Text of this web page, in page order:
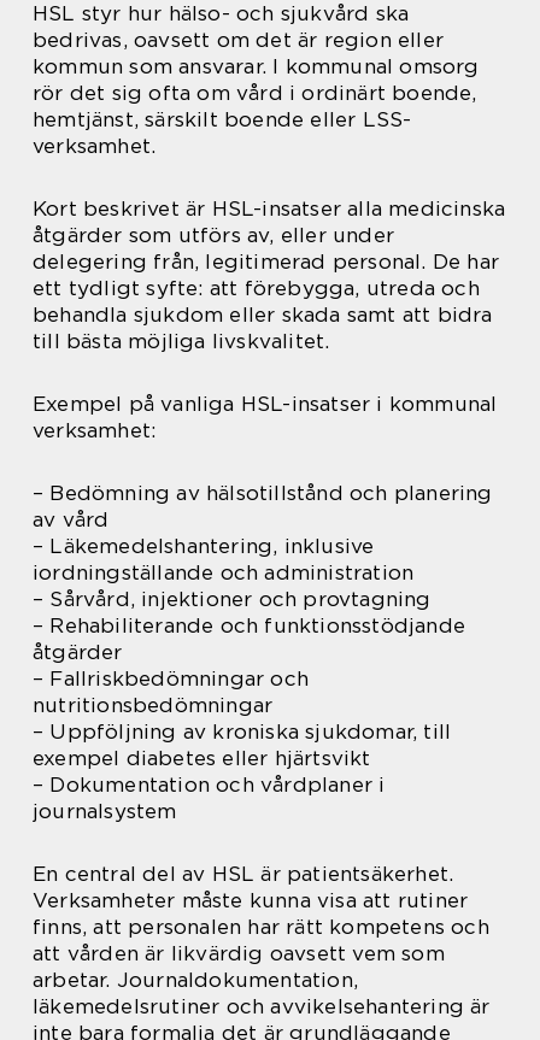
HSL styr hur hälso- och sjukvård ska
bedrivas, oavsett om det är region eller
kommun som ansvarar. I kommunal omsorg
rör det sig ofta om vård i ordinärt boende,
hemtjänst, särskilt boende eller LSS-
verksamhet.
Kort beskrivet är HSL-insatser alla medicinska
åtgärder som utförs av, eller under
delegering från, legitimerad personal. De har
ett tydligt syfte: att förebygga, utreda och
behandla sjukdom eller skada samt att bidra
till bästa möjliga livskvalitet.
Exempel på vanliga HSL-insatser i kommunal
verksamhet:
– Bedömning av hälsotillstånd och planering
av vård
– Läkemedelshantering, inklusive
iordningställande och administration
– Sårvård, injektioner och provtagning
– Rehabiliterande och funktionsstödjande
åtgärder
– Fallriskbedömningar och
nutritionsbedömningar
– Uppföljning av kroniska sjukdomar, till
exempel diabetes eller hjärtsvikt
– Dokumentation och vårdplaner i
journalsystem
En central del av HSL är patientsäkerhet.
Verksamheter måste kunna visa att rutiner
finns, att personalen har rätt kompetens och
att vården är likvärdig oavsett vem som
arbetar. Journaldokumentation,
läkemedelsrutiner och avvikelsehantering är
inte bara formalia det är grundläggande